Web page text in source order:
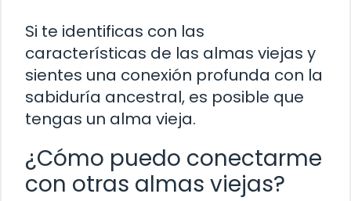
Si te identificas con las
características de las almas viejas y
sientes una conexión profunda con la
sabiduría ancestral, es posible que
tengas un alma vieja.
¿Cómo puedo conectarme
con otras almas viejas?